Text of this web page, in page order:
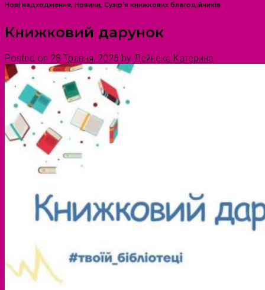
Нові надходження, Новини, Сузірʼя книжкових благодійників
Книжковий дарунок
Posted on 28 Травня, 2026 by Дейнека Катерина